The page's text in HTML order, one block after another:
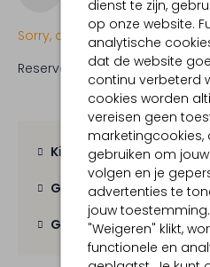
dienst te zijn,
op onze website.
analytische
dat de website
continu verbeterd
cookies worden
vereisen geen
marketingcookies,
gebruiken om
volgen en je
advertenties te
jouw
"Weigeren" klikt,
functionele en
Sorry, dit item is momenteel
Reserveer direct in een van
Kies zelf je
Gratis verzending vanaf
Gratis retourbinnen 30